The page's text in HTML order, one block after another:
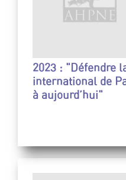
2023 : "Défendre
international de
à aujourd’hui"